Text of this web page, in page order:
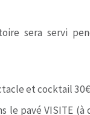
sera servi
et cocktail
le pavé VISITE (à